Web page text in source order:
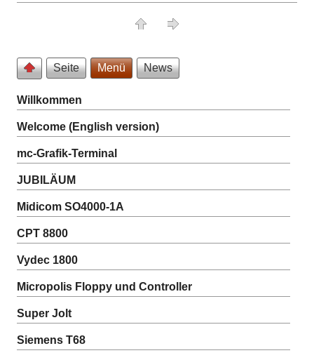
Seite Menü News
Willkommen
Welcome (English version)
mc-Grafik-Terminal
JUBILÄUM
Midicom SO4000-1A
CPT 8800
Vydec 1800
Micropolis Floppy und Controller
Super Jolt
Siemens T68